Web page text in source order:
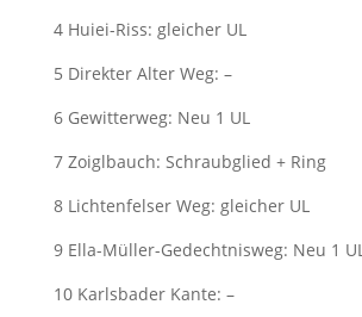
4 Huiei-Riss: gleicher UL
5 Direkter Alter Weg: –
6 Gewitterweg: Neu 1 UL
7 Zoiglbauch: Schraubglied + Ring
8 Lichtenfelser Weg: gleicher UL
9 Ella-Müller-Gedechtnisweg: Neu 1 UL
10 Karlsbader Kante: –